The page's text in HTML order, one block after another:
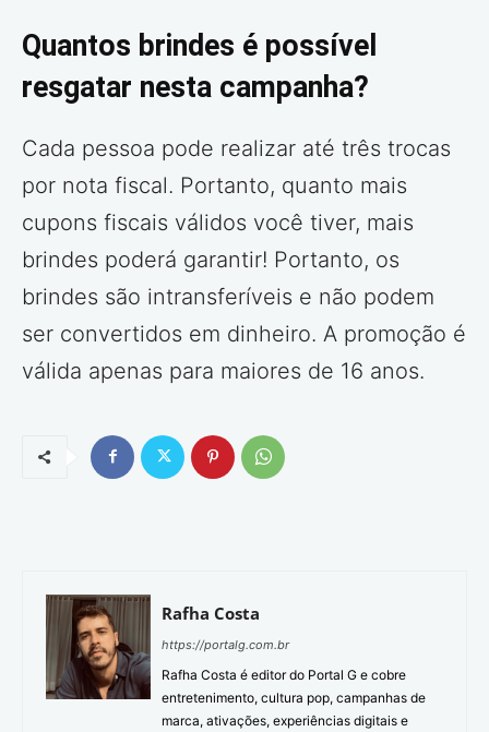
Quantos brindes é possível
resgatar nesta campanha?
Cada pessoa pode realizar até três trocas
por nota fiscal. Portanto, quanto mais
cupons fiscais válidos você tiver, mais
brindes poderá garantir! Portanto, os
brindes são intransferíveis e não podem
ser convertidos em dinheiro. A promoção é
válida apenas para maiores de 16 anos.
Rafha Costa
https://portalg.com.br
Rafha Costa é editor do Portal G e cobre
entretenimento, cultura pop, campanhas de
marca, ativações, experiências digitais e